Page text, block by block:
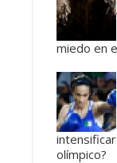
miedo en
olímpico?